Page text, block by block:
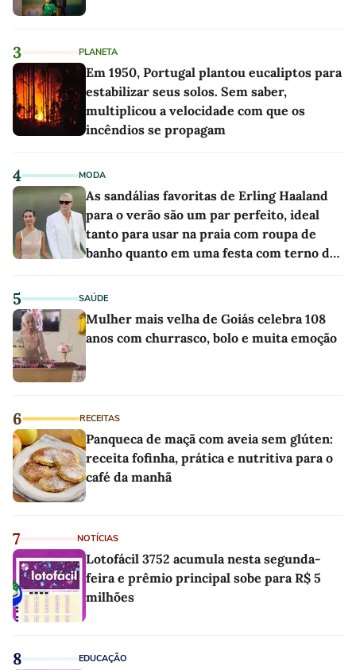
3 PLANETA
Em 1950, Portugal plantou eucaliptos para
estabilizar seus solos. Sem saber,
multiplicou a velocidade com que os
incêndios se propagam
4 MODA
As sandálias favoritas de Erling Haaland
para o verão são um par perfeito, ideal
tanto para usar na praia com roupa de
banho quanto em uma festa com terno de
5 SAÚDE
Mulher mais velha de Goiás celebra 108
anos com churrasco, bolo e muita emoção
6 RECEITAS
Panqueca de maçã com aveia sem glúten:
receita fofinha, prática e nutritiva para o
café da manhã
7 NOTÍCIAS
Lotofácil 3752 acumula nesta segunda-
feira e prêmio principal sobe para R$ 5
milhões
8 EDUCAÇÃO